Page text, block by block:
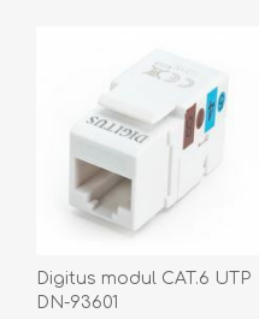
Digitus modul CAT.6 UTP
DN-93601